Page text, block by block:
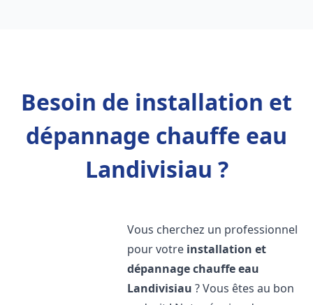
Besoin de installation et
dépannage chauffe eau
Landivisiau ?
Vous cherchez un professionnel
pour votre installation et
dépannage chauffe eau
Landivisiau ? Vous êtes au bon